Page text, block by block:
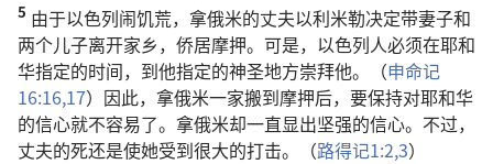
5 由于以色列闹饥荒，拿俄米的丈夫以利米勒决定带妻子和
两个儿子离开家乡，侨居摩押。可是，以色列人必须在耶和
华指定的时间，到他指定的神圣地方崇拜他。（申命记
16:16,17）因此，拿俄米一家搬到摩押后，要保持对耶和华
的信心就不容易了。拿俄米却一直显出坚强的信心。不过，
丈夫的死还是使她受到很大的打击。（路得记1:2,3）